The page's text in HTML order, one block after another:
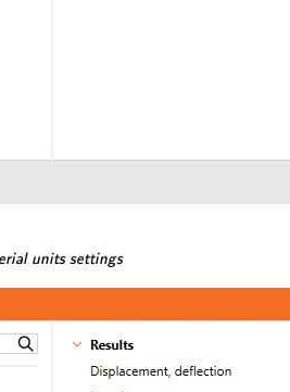
units settings